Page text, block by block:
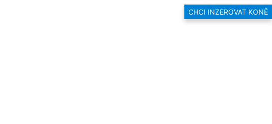
CHCI INZEROVAT KONĚ